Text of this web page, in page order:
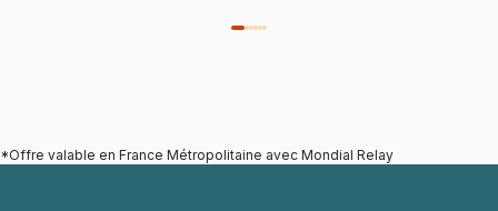
*Offre valable en France Métropolitaine avec Mondial Relay